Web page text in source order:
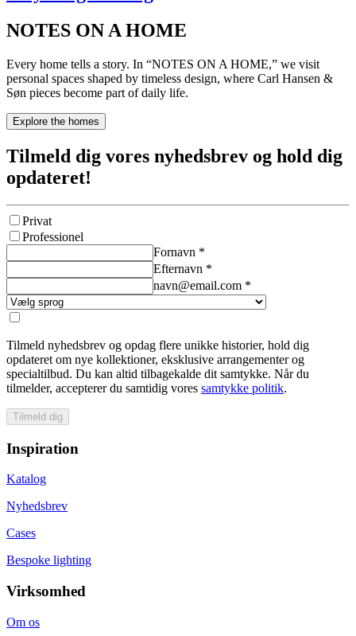
NOTES ON A HOME
Every home tells a story. In “NOTES ON A HOME,” we visit
personal spaces shaped by timeless design, where Carl Hansen &
Søn pieces become part of daily life.
Explore the homes
Tilmeld dig vores nyhedsbrev og hold dig
opdateret!
Privat
Professionel
Fornavn *
Efternavn *
navn@email.com *
Tilmeld nyhedsbrev og opdag flere unikke historier, hold dig
opdateret om nye kollektioner, eksklusive arrangementer og
specialtilbud. Du kan altid tilbagekalde dit samtykke. Når du
tilmelder, accepterer du samtidig vores samtykke politik.
Tilmeld dig
Inspiration
Katalog
Nyhedsbrev
Cases
Bespoke lighting
Virksomhed
Om os